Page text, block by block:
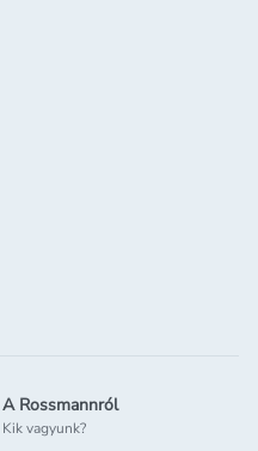
A Rossmannról
Kik vagyunk?